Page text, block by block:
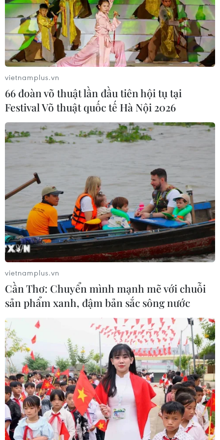
TIN CÙNG CHUYÊN MỤC
Nghệ nhân Đặng Văn Hậu
thổi sức sống mới cho nghệ thuật tò
he truyền thống
07/08/2026 03:19
Công an Lào Cai kịp thời cứu nạn, hỗ
trợ người dân trong tình huống khẩn
cấp
05/08/2026 10:10
vietnamplus.vn
66 đoàn võ thuật lần đầu tiên hội tụ tại
Festival Võ thuật quốc tế Hà Nội 2026
vietnamplus.vn
Cần Thơ: Chuyển mình mạnh mẽ với chuỗi
sản phẩm xanh, đậm bản sắc sông nước